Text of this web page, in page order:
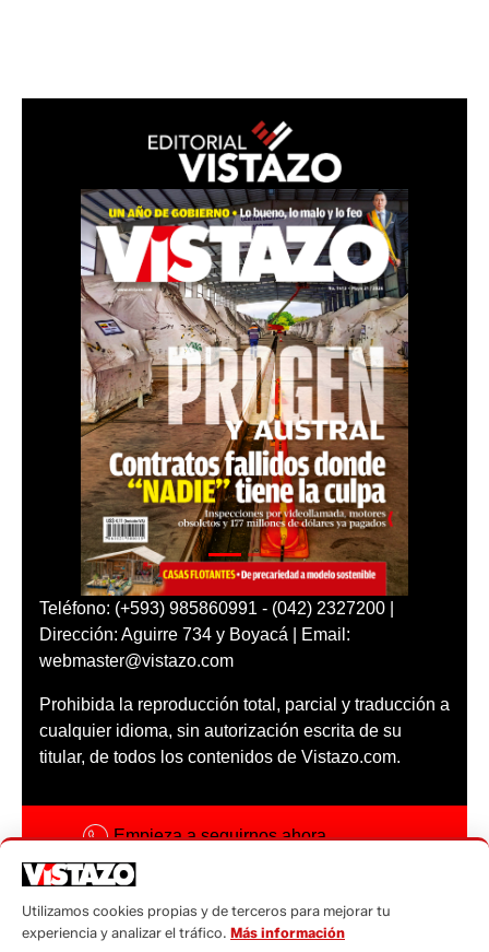
Teléfono: (+593) 985860991 - (042) 2327200 |
Dirección: Aguirre 734 y Boyacá | Email:
webmaster@vistazo.com
Prohibida la reproducción total, parcial y traducción a
cualquier idioma, sin autorización escrita de su
titular, de todos los contenidos de Vistazo.com.
Empieza a seguirnos ahora
Código ética
Utilizamos cookies propias y de terceros para mejorar tu
experiencia y analizar el tráfico. Más información